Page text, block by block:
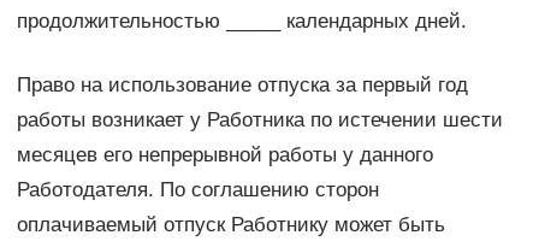
продолжительностью _____ календарных дней.
Право на использование отпуска за первый год
работы возникает у Работника по истечении шести
месяцев его непрерывной работы у данного
Работодателя. По соглашению сторон
оплачиваемый отпуск Работнику может быть